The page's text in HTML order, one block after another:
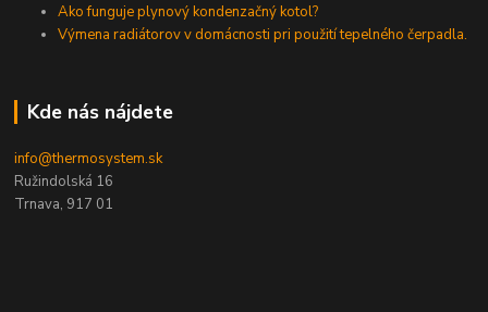
Ako funguje plynový kondenzačný kotol?
Výmena radiátorov v domácnosti pri použití tepelného čerpadla.
Kde nás nájdete
info@thermosystem.sk
Ružindolská 16
Trnava, 917 01